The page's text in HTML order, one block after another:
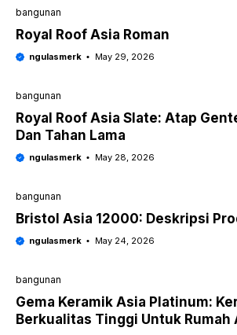
bangunan
Royal Roof Asia Roman
ngulasmerk May 29, 2026
bangunan
Royal Roof Asia Slate: Atap
Dan Tahan Lama
ngulasmerk May 28, 2026
bangunan
Bristol Asia 12000: Deskripsi
ngulasmerk May 24, 2026
bangunan
Gema Keramik Asia Platinum:
Berkualitas Tinggi Untuk Rumah